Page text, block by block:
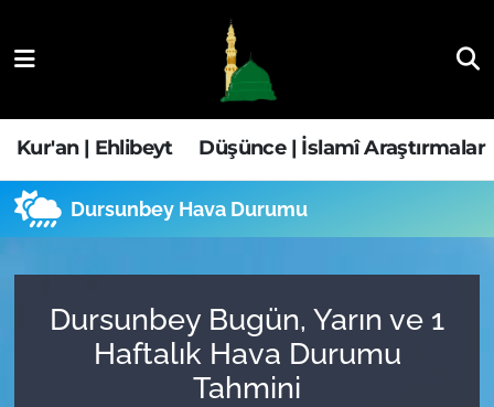
Kur'an | Ehlibeyt Düşünce | İslamî Araştırmalar
Dursunbey Hava Durumu
Dursunbey Bugün, Yarın ve 1
Haftalık Hava Durumu
Tahmini
Düşünce | İslamî Araştırmalar
Ehla-Der Haber
Fıkıh | Ahkam
Hava Durumu
Trafik Durumu
Tüm Manşetler
Son Dakika Haberleri